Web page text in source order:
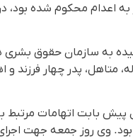
به اعدام محکوم شده بود،
از ١٠ سال پیش بابت
وی روز جمعە جهت